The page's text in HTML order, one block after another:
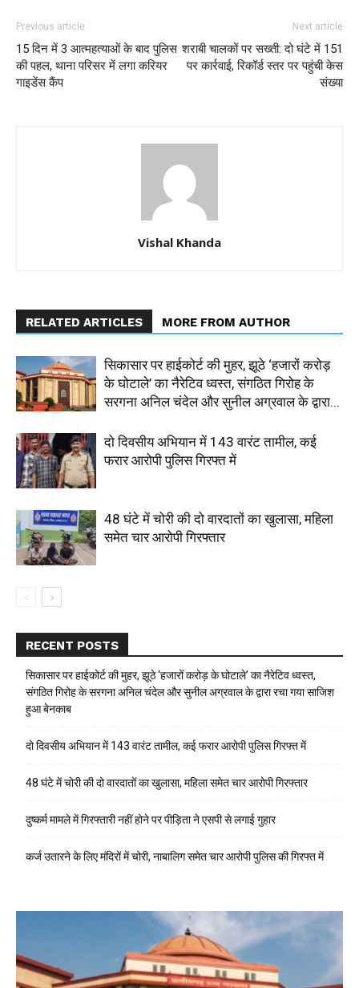
Previous article
15 दिन में 3 आत्महत्याओं के बाद पुलिस
की पहल, थाना परिसर में लगा करियर
गाइडेंस कैंप
Next article
शराबी चालकों पर सख्ती: दो घंटे में 151
पर कार्रवाई, रिकॉर्ड स्तर पर पहुंची केस
संख्या
Vishal Khanda
RELATED ARTICLES MORE FROM AUTHOR
सिकासार पर हाईकोर्ट की मुहर, झूठे ‘हजारों करोड़
के घोटाले’ का नैरेटिव ध्वस्त, संगठित गिरोह के
सरगना अनिल चंदेल और सुनील अग्रवाल के द्वारा...
दो दिवसीय अभियान में 143 वारंट तामील, कई
फरार आरोपी पुलिस गिरफ्त में
48 घंटे में चोरी की दो वारदातों का खुलासा, महिला
समेत चार आरोपी गिरफ्तार
RECENT POSTS
सिकासार पर हाईकोर्ट की मुहर, झूठे ‘हजारों करोड़ के घोटाले’ का नैरेटिव ध्वस्त,
संगठित गिरोह के सरगना अनिल चंदेल और सुनील अग्रवाल के द्वारा रचा गया साजिश
हुआ बेनकाब
दो दिवसीय अभियान में 143 वारंट तामील, कई फरार आरोपी पुलिस गिरफ्त में
48 घंटे में चोरी की दो वारदातों का खुलासा, महिला समेत चार आरोपी गिरफ्तार
दुष्कर्म मामले में गिरफ्तारी नहीं होने पर पीड़िता ने एसपी से लगाई गुहार
कर्ज उतारने के लिए मंदिरों में चोरी, नाबालिग समेत चार आरोपी पुलिस की गिरफ्त में